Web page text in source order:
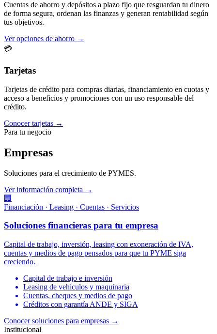
Cuentas de ahorro y depósitos a plazo fijo que resguardan tu dinero
de forma segura, ordenan las finanzas y generan rentabilidad según
tus objetivos.
Ver opciones de ahorro →
💳
Tarjetas
Tarjetas de crédito para compras diarias, financiamiento en cuotas y
acceso a beneficios y promociones con un uso responsable del
crédito.
Conocer tarjetas →
Para tu negocio
Empresas
Soluciones para el crecimiento de PYMES.
Ver información completa →
🏢
Financiación · Leasing · Cuentas · Servicios
Soluciones financieras para tu empresa
Capital de trabajo, inversión, leasing con exoneración de IVA,
cuentas y medios de pago pensados para que tu PYME siga
creciendo.
Capital de trabajo e inversión
Leasing de vehículos y maquinaria
Cuentas, cheques y medios de pago
Créditos con garantía ANDE y SIGA
Conocer soluciones para empresas →
Institucional